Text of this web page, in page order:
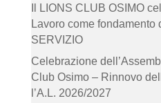
Il LIONS CLUB OSIMO
Lavoro come fondamento
SERVIZIO
Celebrazione
Club Osimo – Rinnovo
l’A.L. 2026/2027